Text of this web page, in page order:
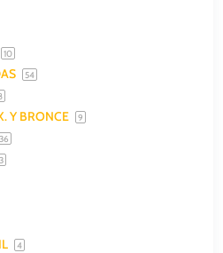
10
54
Y BRONCE 9
36
4